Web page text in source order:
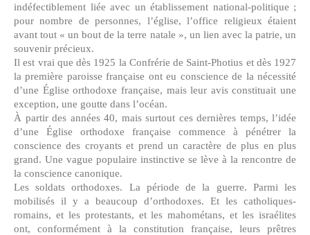
indéfectiblement liée avec un établissement national-politique ;
pour nombre de personnes, l’église, l’office religieux étaient
avant tout « un bout de la terre natale », un lien avec la patrie, un
souvenir précieux.
Il est vrai que dès 1925 la Confrérie de Saint-Photius et dès 1927
la première paroisse française ont eu conscience de la nécessité
d’une Église orthodoxe française, mais leur avis constituait une
exception, une goutte dans l’océan.
À partir des années 40, mais surtout ces dernières temps, l’idée
d’une Église orthodoxe française commence à pénétrer la
conscience des croyants et prend un caractère de plus en plus
grand. Une vague populaire instinctive se lève à la rencontre de
la conscience canonique.
Les soldats orthodoxes. La période de la guerre. Parmi les
mobilisés il y a beaucoup d’orthodoxes. Et les catholiques-
romains, et les protestants, et les mahométans, et les israélites
ont, conformément à la constitution française, leurs prêtres